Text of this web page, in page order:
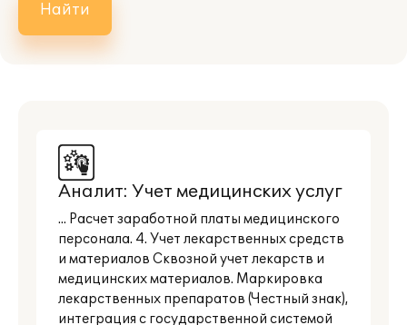
Найти
Аналит: Учет медицинских услуг
... Расчет заработной платы медицинского
персонала. 4. Учет лекарственных средств
и материалов Сквозной учет лекарств и
медицинских материалов. Маркировка
лекарственных препаратов (Честный знак),
интеграция с государственной системой